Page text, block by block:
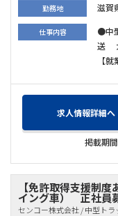
勤務地 滋賀
仕事内容
●中
送
【就
求人情報詳細へ
掲載期
【免許取得支援制
イング車） 正社
センコー株式会社 / 中型ト